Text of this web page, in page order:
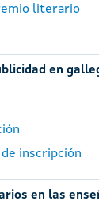
literario
en
inscripción
en las